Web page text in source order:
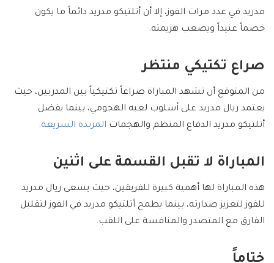
مدريد في عدد مرات الفوز، إلا أن أتلتيكو مدريد دائماً ما يكون
خصماً عنيداً ويصعب هزيمته.
صراع تكتيكي منتظر
من المتوقع أن تشهد المباراة صراعاً تكتيكياً بين المدربين، حيث
يعتمد ريال مدريد على أسلوب لعبه الهجومي، بينما يفضل
أتلتيكو مدريد الدفاع المنظم والهجمات المرتدة السريعة.
المباراة لا تقبل القسمة على اثنين
هذه المباراة لها أهمية كبيرة للفريقين، حيث يسعى ريال مدريد
للفوز لتعزيز صدارته، بينما يطمح أتلتيكو مدريد في الفوز لتقليل
الفارق مع المتصدر والمنافسة على اللقب.
ختاماً